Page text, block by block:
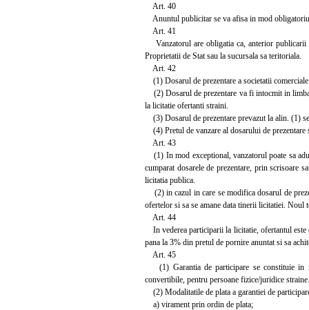
Art. 40
Anuntul publicitar se va afisa in mod
Art. 41
Vanzatorul are obligatia ca, anterior publicarii
Proprietatii de Stat sau la sucursala sa teritoriala.
Art. 42
(1) Dosarul de prezentare a societatii
(2) Dosarul de prezentare va fi intocmit in
la licitatie ofertanti straini.
(3) Dosarul de prezentare prevazut la alin. (1)
(4) Pretul de vanzare al dosarului de
Art. 43
(1) In mod exceptional, vanzatorul poate sa
cumparat dosarele de prezentare, prin scrisoare
licitatia publica.
(2) in cazul in care se modifica dosarul de
ofertelor si sa se amane data tinerii licitatiei. Noul
Art. 44
In vederea participarii la licitatie, ofertantul este
pana la 3% din pretul de pornire anuntat si sa
Art. 45
(1) Garantia de participare se constituie in
convertibile, pentru persoane fizice/juridice straine.
(2) Modalitatile de plata a garantiei de
a) virament prin ordin de plata;